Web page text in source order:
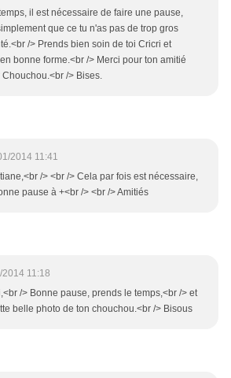
il est nécessaire de faire une pause,
que ce tu n'as pas de trop gros
/> Prends bien soin de toi Cricri et
bonne forme.<br /> Merci pour ton amitié
/> Bises.
2014 11:41
/> <br /> Cela par fois est nécessaire,
pause à +<br /> <br /> Amitiés
11:18
/> Bonne pause, prends le temps,<br /> et
belle photo de ton chouchou.<br /> Bisous